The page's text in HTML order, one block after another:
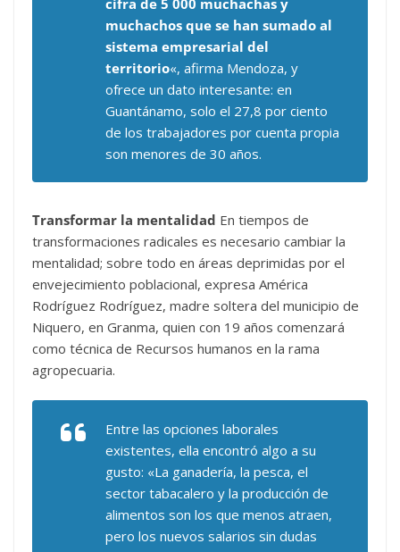
muchachos que se han sumado al
sistema empresarial del
territorio«, afirma Mendoza, y
ofrece un dato interesante: en
Guantánamo, solo el 27,8 por ciento
de los trabajadores por cuenta propia
son menores de 30 años.
Transformar la mentalidad En tiempos de
transformaciones radicales es necesario cambiar la
mentalidad; sobre todo en áreas deprimidas por el
envejecimiento poblacional, expresa América
Rodríguez Rodríguez, madre soltera del municipio de
Niquero, en Granma, quien con 19 años comenzará
como técnica de Recursos humanos en la rama
agropecuaria.
Entre las opciones laborales
existentes, ella encontró algo a su
gusto: «La ganadería, la pesca, el
sector tabacalero y la producción de
alimentos son los que menos atraen,
pero los nuevos salarios sin dudas